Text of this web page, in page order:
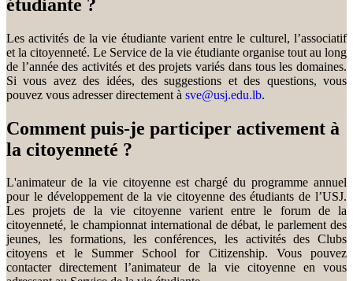
étudiante ?
Les activités de la vie étudiante varient entre le culturel, l’associatif
et la citoyenneté. Le Service de la vie étudiante organise tout au long
de l’année des activités et des projets variés dans tous les domaines.
Si vous avez des idées, des suggestions et des questions, vous
pouvez vous adresser directement à sve@usj.edu.lb.
Comment puis-je participer activement à
la citoyenneté ?
L'animateur de la vie citoyenne est chargé du programme annuel
pour le développement de la vie citoyenne des étudiants de l’USJ.
Les projets de la vie citoyenne varient entre le forum de la
citoyenneté, le championnat international de débat, le parlement des
jeunes, les formations, les conférences, les activités des Clubs
citoyens et le Summer School for Citizenship. Vous pouvez
contacter directement l’animateur de la vie citoyenne en vous